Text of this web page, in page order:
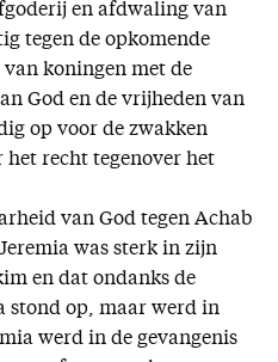
en afdwaling van
tegen de opkomende
van koningen met de
God en de vrijheden van
op voor de zwakken
het recht tegenover het
van God tegen Achab
was sterk in zijn
en dat ondanks de
stond op, maar werd in
werd in de gevangenis